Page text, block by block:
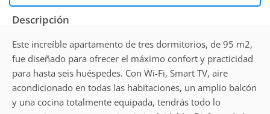
Descripción
Este increíble apartamento de tres dormitorios, de 95 m2,
fue diseñado para ofrecer el máximo confort y practicidad
para hasta seis huéspedes. Con Wi-Fi, Smart TV, aire
acondicionado en todas las habitaciones, un amplio balcón
y una cocina totalmente equipada, tendrás todo lo